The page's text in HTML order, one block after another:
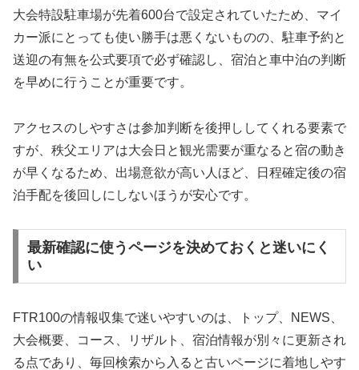
大会特設駐車場が先着600台で設定されていたため、マイ
カー派にとっても使い勝手は悪くないものの、駐車予約と
送迎の有無を公式要項で必ず確認し、宿泊と車中泊の判断
を早めに行うことが重要です。
アクセスのしやすさは参加判断を後押ししてくれる要素で
すが、秩父エリアは大会日と観光需要が重なると宿の動き
が早くなるため、出場意欲が高い人ほど、日程確定後の宿
泊手配を後回しにしないほうが安心です。
最新確認に使うページを決めておくと迷いにく
い
FTR100の情報収集で迷いやすいのは、トップ、NEWS、
大会概要、コース、リザルト、宿泊情報が別々に更新され
る点であり、毎回検索から入ると古いページに着地しやす